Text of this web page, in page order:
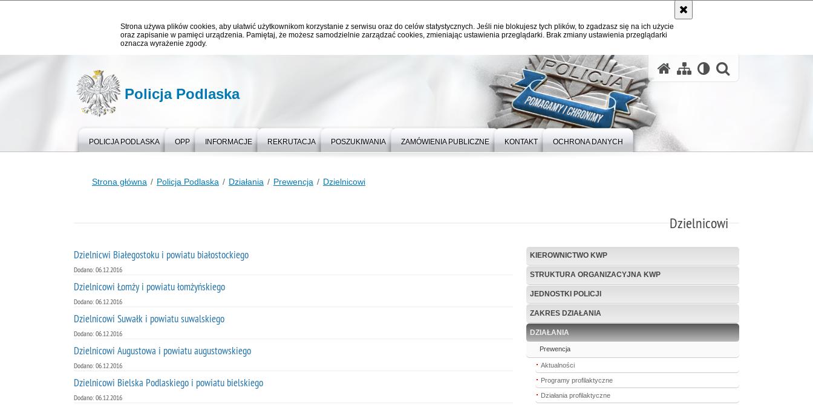
Strona używa plików cookies, aby ułatwić użytkownikom korzystanie z serwisu oraz do celów statystycznych. Jeśli nie blokujesz tych plików, to zgadzasz się na ich użycie
oraz zapisanie w pamięci urządzenia. Pamiętaj, że możesz samodzielnie zarządzać cookies, zmieniając ustawienia przeglądarki. Brak zmiany ustawienia przeglądarki
oznacza wyrażenie zgody.
Policja Podlaska
POLICJA PODLASKA OPP INFORMACJE REKRUTACJA POSZUKIWANIA ZAMÓWIENIA PUBLICZNE KONTAKT OCHRONA DANYCH
Strona główna Policja Podlaska Działania Prewencja Dzielnicowi
Dzielnicowi
Dzielnicwi Białegostoku i powiatu białostockiego
Dodano: 06.12.2016
Dzielnicowi Łomży i powiatu łomżyńskiego
Dodano: 06.12.2016
Dzielnicowi Suwałk i powiatu suwalskiego
Dodano: 06.12.2016
Dzielnicowi Augustowa i powiatu augustowskiego
Dodano: 06.12.2016
Dzielnicowi Bielska Podlaskiego i powiatu bielskiego
Dodano: 06.12.2016
KIEROWNICTWO KWP
STRUKTURA ORGANIZACYJNA KWP
JEDNOSTKI POLICJI
ZAKRES DZIAŁANIA
DZIAŁANIA
Prewencja
Aktualności
Programy profilaktyczne
Działania profilaktyczne